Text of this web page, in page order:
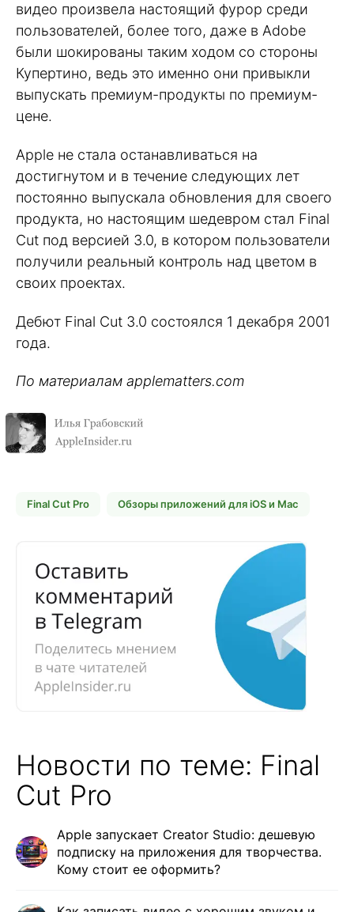
видео произвела настоящий фурор среди
пользователей, более того, даже в Adobe
были шокированы таким ходом со стороны
Купертино, ведь это именно они привыкли
выпускать премиум-продукты по премиум-
цене.
Apple не стала останавливаться на
достигнутом и в течение следующих лет
постоянно выпускала обновления для своего
продукта, но настоящим шедевром стал Final
Cut под версией 3.0, в котором пользователи
получили реальный контроль над цветом в
своих проектах.
Дебют Final Cut 3.0 состоялся 1 декабря 2001
года.
По материалам applematters.com
Final Cut Pro Обзоры приложений для iOS и Mac
Новости по теме: Final
Cut Pro
Apple запускает Creator Studio: дешевую
подписку на приложения для творчества.
Кому стоит ее оформить?